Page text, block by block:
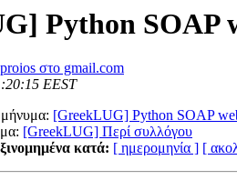
Python SOAP
στο gmail.com
EEST
[GreekLUG] Python SOAP
[GreekLUG] Περί συλλόγου
κατά: [ ημερομηνία ] [